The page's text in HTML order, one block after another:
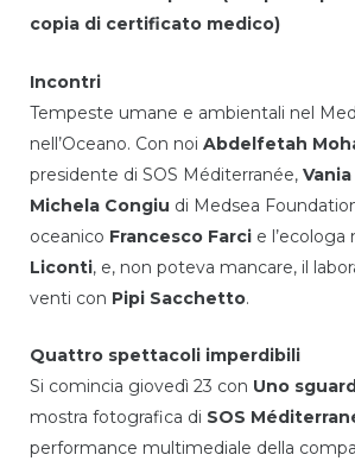
copia di certificato medico)
Incontri
Tempeste umane e ambientali nel
nell’Oceano. Con noi Abdelfetah
presidente di SOS Méditerranée,
Michela Congiu di Medsea
oceanico Francesco Farci e l’ecologa
Liconti, e, non poteva mancare, il
venti con Pipi Sacchetto.
Quattro spettacoli imperdibili
Si comincia giovedì 23 con Uno
mostra fotografica di SOS
performance multimediale della